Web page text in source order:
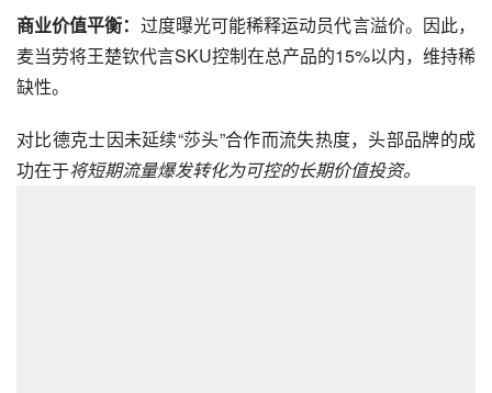
商业价值平衡： 过度曝光可能稀释运动员代言溢价。因此，
麦当劳将王楚钦代言SKU控制在总产品的15%以内，维持稀
缺性。
对比德克士因未延续“莎头”合作而流失热度，头部品牌的成
功在于将短期流量爆发转化为可控的长期价值投资。